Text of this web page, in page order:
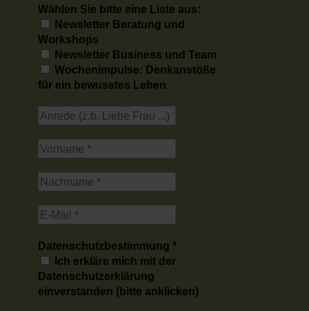
Wählen Sie bitte eine Liste aus:
Newsletter Beratung und
Workshops
Newsletter Business und Team
Wochenimpulse: Denkanstöße
für ein bewusstes Leben
Datenschutzbestimmung *
Ich erkläre mich mit der
Datenschutzerklärung
einverstanden (bitte anklicken)